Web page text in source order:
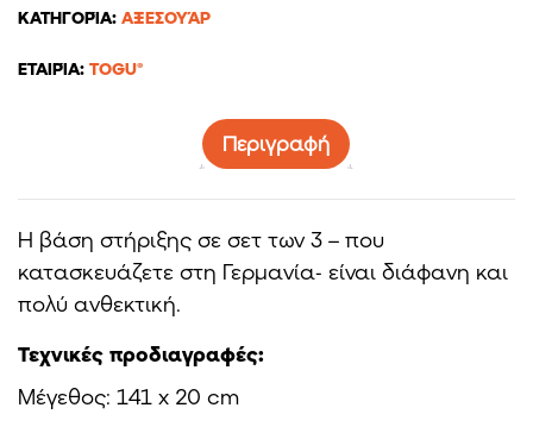
ΚΑΤΗΓΟΡΊΑ: ΑΞΕΣΟΥΆΡ
ΕΤΑΙΡΊΑ: TOGU®
Περιγραφή
Η βάση στήριξης σε σετ των 3 – που
κατασκευάζετε στη Γερμανία- είναι διάφανη και
πολύ ανθεκτική.
Τεχνικές προδιαγραφές:
Μέγεθος: 141 x 20 cm